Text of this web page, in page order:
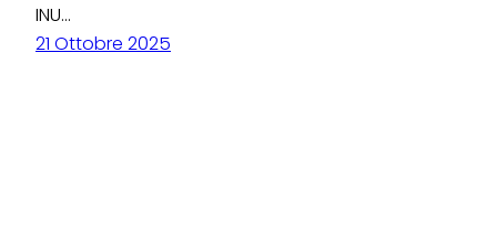
INU…
21 Ottobre 2025